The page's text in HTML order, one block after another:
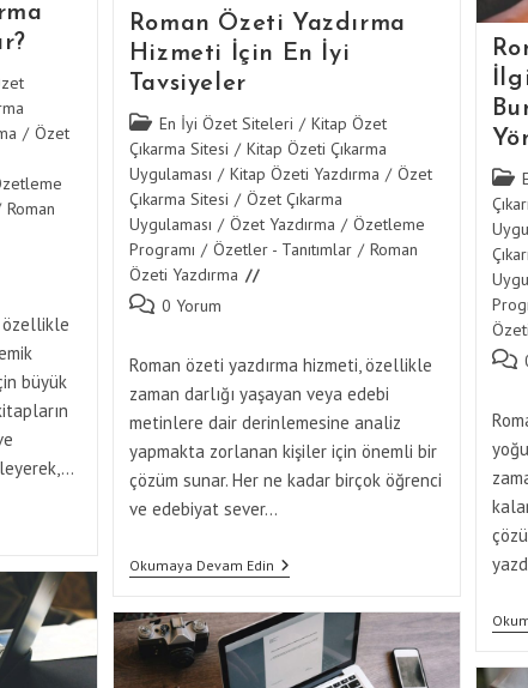
/ Özet
Roman
özellikle
büyük
Roman Özeti Yazdırma
Hizmeti İçin En İyi
Tavsiyeler
Post
category:
En İyi Özet Siteleri / Kitap Özet
Çıkarma Sitesi / Kitap Özeti Çıkarma
Uygulaması / Kitap Özeti Yazdırma / Özet
Çıkarma Sitesi / Özet Çıkarma
Uygulaması / Özet Yazdırma / Özetleme
Programı / Özetler - Tanıtımlar / Roman
Özeti Yazdırma
Post 0 Yorum
Roman özeti yazdırma hizmeti, özellikle
zaman darlığı yaşayan veya edebi
metinlere dair derinlemesine analiz
yapmakta zorlanan kişiler için önemli bir
çözüm sunar. Her ne kadar birçok öğrenci
ve edebiyat sever…
Okumaya Devam EdinRoman
Hizmeti
İçin
En
Post
Post